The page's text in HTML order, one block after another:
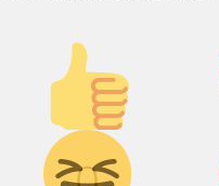
Палец
вверх!
Дикий
смех!